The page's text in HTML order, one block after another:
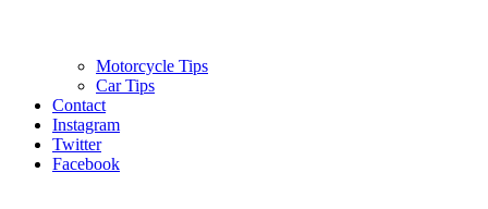
Motorcycle Tips
Car Tips
Contact
Instagram
Twitter
Facebook